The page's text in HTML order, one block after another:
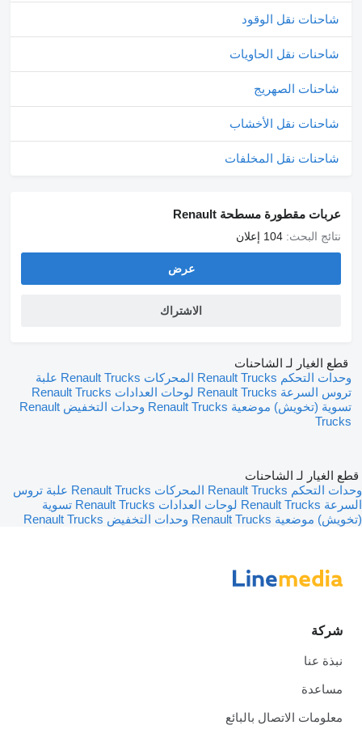
شاحنات نقل الوقود
شاحنات نقل الحاويات
شاحنات الصهريج
شاحنات نقل الأخشاب
شاحنات نقل المخلفات
عربات مقطورة مسطحة Renault
نتائج البحث: 104 إعلان
عرض
الاشتراك
قطع الغيار لـ الشاحنات
وحدات التحكم Renault Trucks
المحركات Renault Trucks
علبة
تروس السرعة Renault Trucks
لوحات العدادات Renault Trucks
تسوية (تخويش) موضعية Renault Trucks
وحدات التخفيض Renault
Trucks
قطع الغيار لـ الشاحنات
وحدات التحكم Renault Trucks
المحركات Renault Trucks
علبة تروس
السرعة Renault Trucks
لوحات العدادات Renault Trucks
تسوية
(تخويش) موضعية Renault Trucks
وحدات التخفيض Renault Trucks
شركة
نبذة عنا
مساعدة
معلومات الاتصال بالبائع